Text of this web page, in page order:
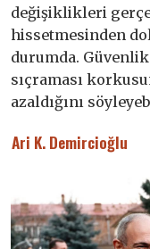
değişiklikleri
hissetmesinden
durumda.
sıçraması
azaldığını
Ari K. Demircioğlu